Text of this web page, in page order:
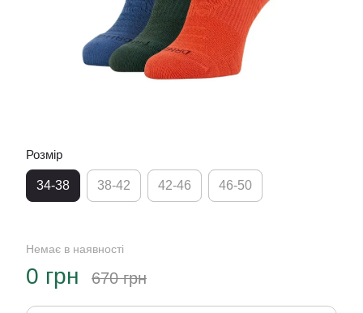
Розмір
34-38 38-42 42-46 46-50
Немає в наявності
0 грн 670 грн